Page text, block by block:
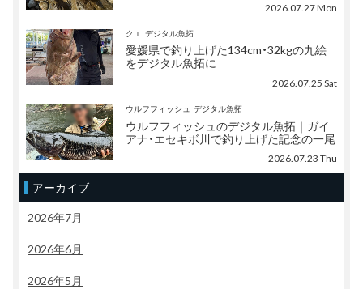
2026.07.27 Mon
クエ デジタル魚拓
愛媛県で釣り上げた134cm・32kgの九絵
をデジタル魚拓に
2026.07.25 Sat
ウルフフィッシュ デジタル魚拓
ウルフフィッシュのデジタル魚拓｜ガイ
アナ・エセキボ川で釣り上げた記念の一尾
2026.07.23 Thu
アーカイブ
2026年7月
2026年6月
2026年5月